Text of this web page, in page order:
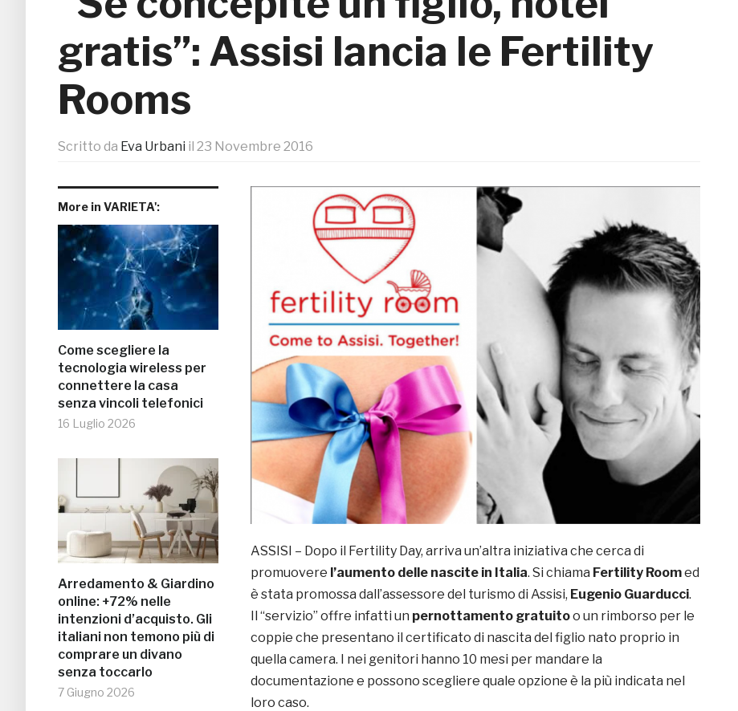
gratis”: Assisi lancia le Fertility
Rooms
Scritto da Eva Urbani il 23 Novembre 2016
More in VARIETA':
Come scegliere la
tecnologia wireless per
connettere la casa
senza vincoli telefonici
16 Luglio 2026
Arredamento & Giardino
online: +72% nelle
intenzioni d’acquisto. Gli
italiani non temono più di
comprare un divano
senza toccarlo
7 Giugno 2026
ASSISI – Dopo il Fertility Day, arriva un’altra iniziativa che cerca di
promuovere l’aumento delle nascite in Italia. Si chiama Fertility Roomed
è stata promossa dall’assessore del turismo di Assisi, Eugenio Guarducci.
Il “servizio” offre infatti un pernottamento gratuitoo un rimborso per le
coppie che presentano il certificato di nascita del figlio nato proprio in
quella camera. I nei genitori hanno 10 mesi per mandare la
documentazione e possono scegliere quale opzione è la più indicata nel
loro caso.